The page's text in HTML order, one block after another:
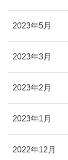
2023年5月
2023年3月
2023年2月
2023年1月
2022年12月